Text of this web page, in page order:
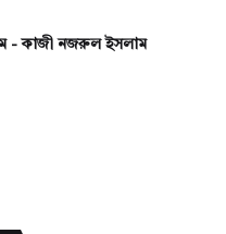
- কাজী নজরুল ইসলাম